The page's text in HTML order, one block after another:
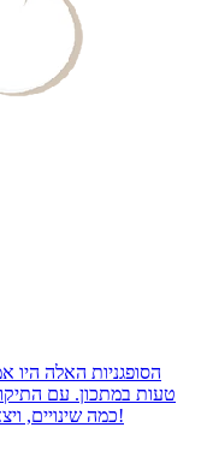
הסופגניות האלה היו
טעות במתכון. עם
כמה שינויים, ויצאו הסופגניות המופלאות האלו. טעות מושלמת!